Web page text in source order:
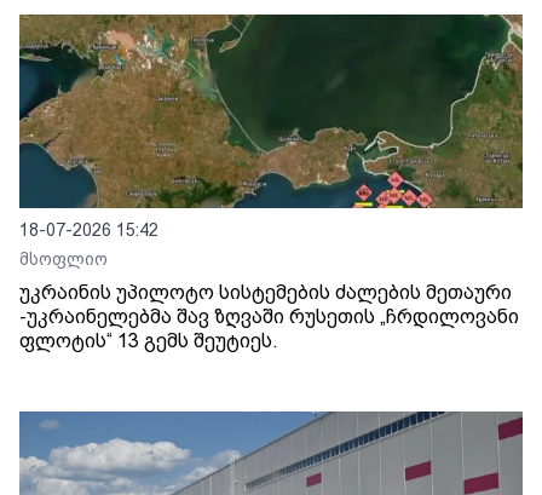
18-07-2026 15:42
მსოფლიო
უკრაინის უპილოტო სისტემების ძალების მეთაური
-უკრაინელებმა შავ ზღვაში რუსეთის „ჩრდილოვანი
ფლოტის“ 13 გემს შეუტიეს.